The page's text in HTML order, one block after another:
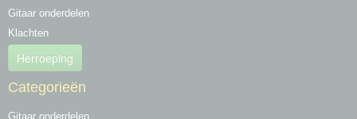
Gitaar onderdelen
Klachten
Herroeping
Categorieën
Gitaar onderdelen